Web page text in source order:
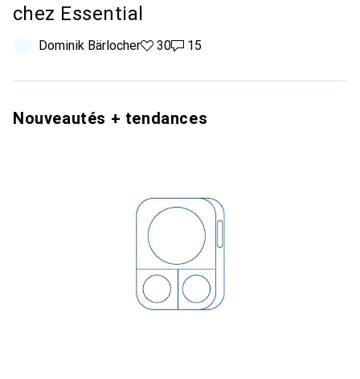
chez Essential
Dominik Bärlocher30 likes
3015 commentaires
15
Nouveautés + tendances